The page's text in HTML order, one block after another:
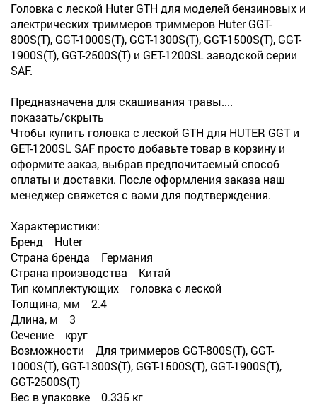
Головка с леской Huter GTH для моделей бензиновых и
электрических триммеров триммеров Huter GGT-
800S(T), GGT-1000S(T), GGT-1300S(T), GGT-1500S(T), GGT-
1900S(T), GGT-2500S(T) и GET-1200SL заводской серии
SAF.
Предназначена для скашивания травы....
показать/скрыть
Чтобы купить головка с леской GTH для HUTER GGT и
GET-1200SL SAF просто добавьте товар в корзину и
оформите заказ, выбрав предпочитаемый способ
оплаты и доставки. После оформления заказа наш
менеджер свяжется с вами для подтверждения.
Характеристики:
Бренд Huter
Страна бренда Германия
Страна производства Китай
Тип комплектующих головка с леской
Толщина, мм 2.4
Длина, м 3
Сечение круг
Возможности Для триммеров GGT-800S(T), GGT-
1000S(T), GGT-1300S(T), GGT-1500S(T), GGT-1900S(T),
GGT-2500S(T)
Вес в упаковке 0.335 кг